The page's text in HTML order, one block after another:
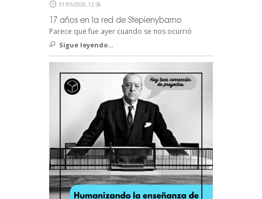
01/05/2026, 12:36
17 años en la red de Stepienybarno
Parece que fue ayer cuando se nos ocurrió
Sigue leyendo...